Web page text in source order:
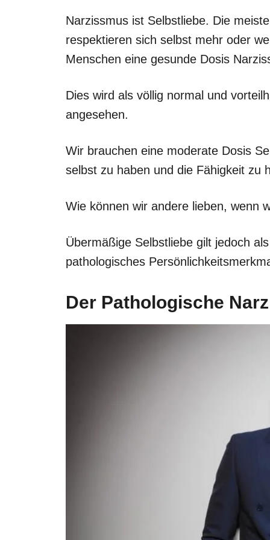
Narzissmus ist Selbstliebe. Die
respektieren sich selbst mehr oder
Menschen eine gesunde Dosis
Dies wird als völlig normal und
angesehen.
Wir brauchen eine moderate Dosis
selbst zu haben und die Fähigkeit zu
Wie können wir andere lieben, wenn
Übermäßige Selbstliebe gilt jedoch
pathologisches
Der Pathologische